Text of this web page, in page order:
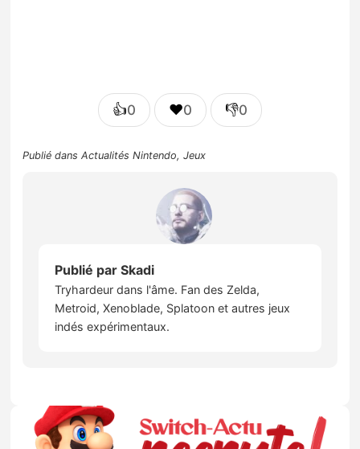
👍0 ❤️0 👎0
Publié dansActualités Nintendo,Jeux
Publié parSkadi
Tryhardeur dans l'âme. Fan des Zelda,
Metroid, Xenoblade, Splatoon et autres jeux
indés expérimentaux.